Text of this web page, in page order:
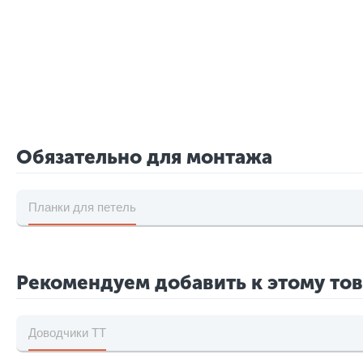
Обязательно для монтажа
Планки для петель
Рекомендуем добавить к этому
Доводчики TT